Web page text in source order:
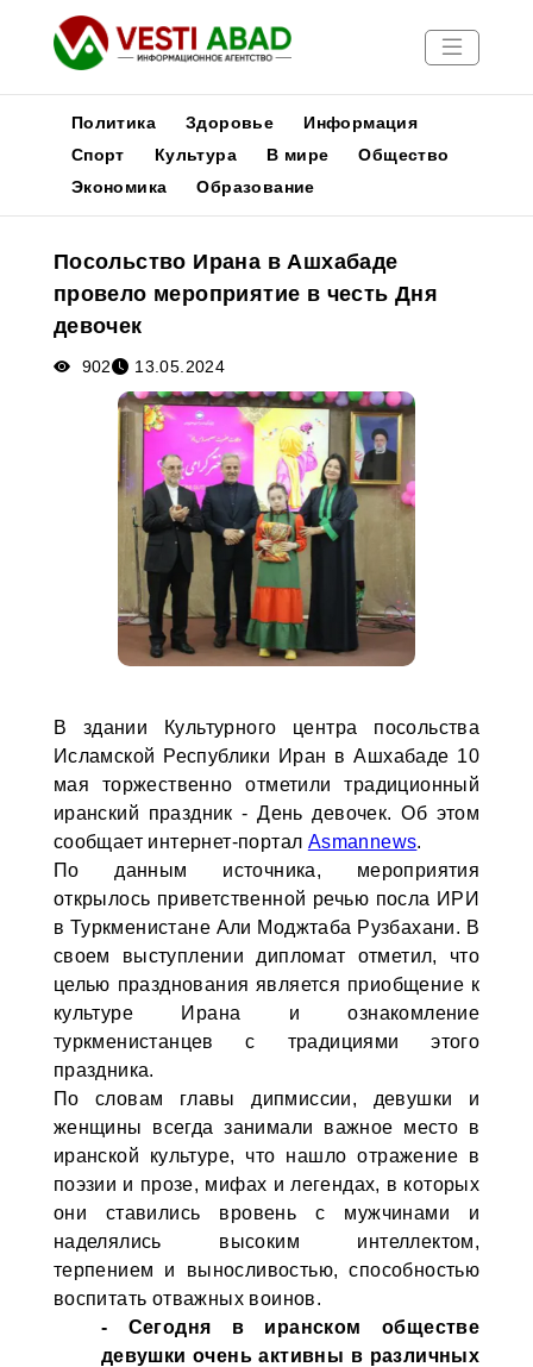
Новости
Медиа
Афиша
Политика Здоровье
Информация
Спорт
Культура В мире
Общество
Экономика
Образование
Посольство Ирана в Ашхабаде
провело мероприятие в честь Дня
девочек
902 13.05.2024
В здании Культурного центра посольства
Исламской Республики Иран в Ашхабаде 10
мая торжественно отметили традиционный
иранский праздник - День девочек. Об этом
сообщает интернет-портал Asmannews.
По данным источника, мероприятия
открылось приветственной речью посла ИРИ
в Туркменистане Али Моджтаба Рузбахани. В
своем выступлении дипломат отметил, что
целью празднования является приобщение к
культуре Ирана и ознакомление
туркменистанцев с традициями этого
праздника.
По словам главы дипмиссии, девушки и
женщины всегда занимали важное место в
иранской культуре, что нашло отражение в
поэзии и прозе, мифах и легендах, в которых
они ставились вровень с мужчинами и
наделялись высоким интеллектом,
терпением и выносливостью, способностью
воспитать отважных воинов.
- Сегодня в иранском обществе
девушки очень активны в различных